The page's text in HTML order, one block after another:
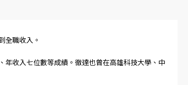
全職收入。
收入七位數等成績。徹達也曾在高雄科技大學、中